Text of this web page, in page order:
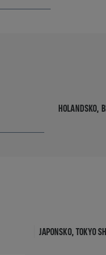
HOLANDSKO,
JAPONSKO,TOKYO